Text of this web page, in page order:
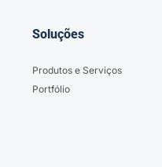
Soluções
Produtos e Serviços
Portfólio